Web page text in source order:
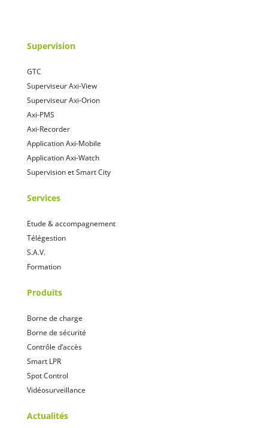
Supervision
GTC
Superviseur Axi-View
Superviseur Axi-Orion
Axi-PMS
Axi-Recorder
Application Axi-Mobile
Application Axi-Watch
Supervision et Smart City
Services
Etude & accompagnement
Télégestion
S.A.V.
Formation
Produits
Borne de charge
Borne de sécurité
Contrôle d’accès
Smart LPR
Spot Control
Vidéosurveillance
Actualités